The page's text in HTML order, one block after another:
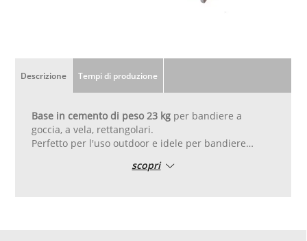
Descrizione Tempi di produzione
Base in cemento di peso 23 kg per bandiere a
goccia, a vela, rettangolari.
Perfetto per l'uso outdoor e idele per bandiere
scopri